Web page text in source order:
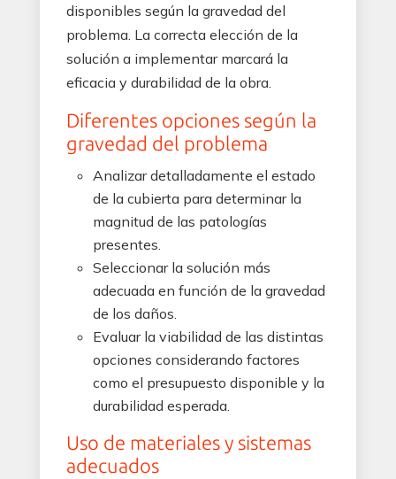
disponibles según la gravedad del
problema. La correcta elección de la
solución a implementar marcará la
eficacia y durabilidad de la obra.
Diferentes opciones según la
gravedad del problema
Analizar detalladamente el estado
de la cubierta para determinar la
magnitud de las patologías
presentes.
Seleccionar la solución más
adecuada en función de la gravedad
de los daños.
Evaluar la viabilidad de las distintas
opciones considerando factores
como el presupuesto disponible y la
durabilidad esperada.
Uso de materiales y sistemas
adecuados